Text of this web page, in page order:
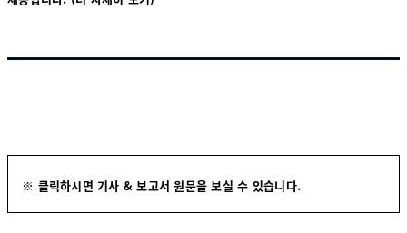
※ 클릭하시면 기사 & 보고서 원문을 보실 수 있습니다.